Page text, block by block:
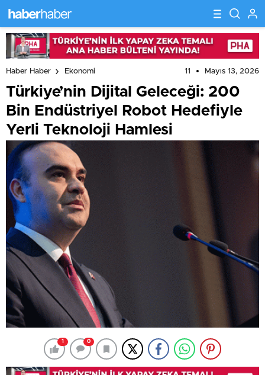
Haber Haber Ekonomi 11 Mayıs 13, 2026
Türkiye’nin Dijital Geleceği: 200
Bin Endüstriyel Robot Hedefiyle
Yerli Teknoloji Hamlesi
1 0